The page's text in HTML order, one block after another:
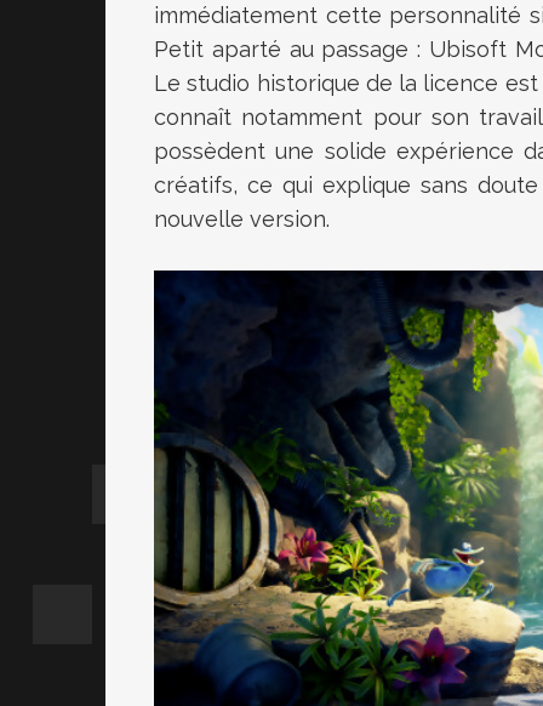
immédiatement cette personnalité
Petit aparté au passage : Ubisoft
Le studio historique de la licence
connaît notamment pour son
possèdent une solide expérience
créatifs, ce qui explique sans
nouvelle version.